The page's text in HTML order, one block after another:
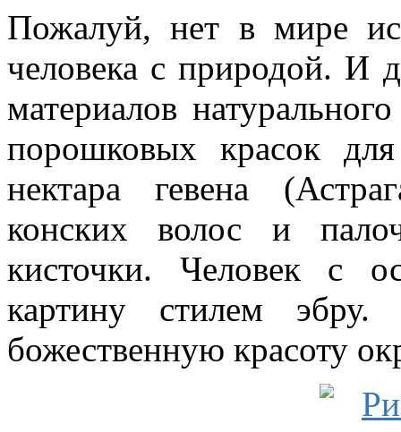
Пожалуй, нет в мире
человека с природой. И
материалов
порошковых красок
нектара гевена
конских волос и
кисточки. Человек с
картину стилем эбру.
божественную красоту